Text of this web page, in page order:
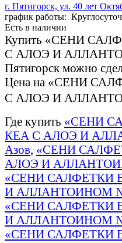
г. Пятигорск, ул. 40 лет
график работы:
Есть в наличии
Купить «СЕНИ
С АЛОЭ И
Пятигорск можно
Цена на «СЕНИ
С АЛОЭ И
Где купить «СЕНИ
КЕА С АЛОЭ И
Азов, «СЕНИ
АЛОЭ И
«СЕНИ САЛФЕТКИ
И АЛЛАНТОИНОМ
«СЕНИ САЛФЕТКИ
И АЛЛАНТОИНОМ
«СЕНИ САЛФЕТКИ